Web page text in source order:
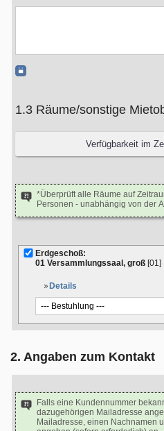
1.3 Räume/sonstige
*Überprüft alle Räume auf
Personen - unabhängig von der
Erdgeschoß:
01 Versammlungssaal, groß [01]
Details
2. Angaben zum Kontakt
Falls eine Kundennummer
dazugehörigen Mailadresse
Mailadresse, einen Nachnamen